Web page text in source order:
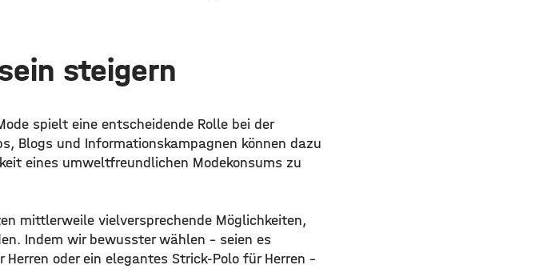
steigern
spielt eine entscheidende Rolle bei der
Blogs und Informationskampagnen können dazu
eines umweltfreundlichen Modekonsums zu
mittlerweile vielversprechende Möglichkeiten,
Indem wir bewusster wählen – seien es
oder ein elegantes Strick-Polo für Herren –